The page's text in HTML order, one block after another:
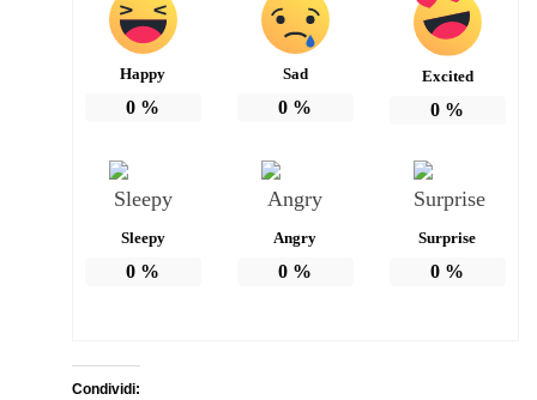
Happy
0 %
Sad
0 %
Excited
0 %
Sleepy
0 %
Angry
0 %
Surprise
0 %
Condividi: